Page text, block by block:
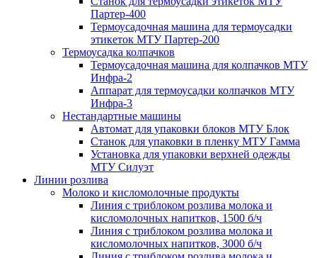
Партер-400
Термоусадочная машина для термоусадки
этикеток МТУ Партер-200
Термоусадка колпачков
Термоусадочная машина для колпачков МТУ
Инфра-2
Аппарат для термоусадки колпачков МТУ
Инфра-3
Нестандартные машины
Автомат для упаковки блоков МТУ Блок
Станок для упаковки в пленку МТУ Гамма
Установка для упаковки верхней одежды
МТУ Силуэт
Линии розлива
Молоко и кисломолочные продукты
Линия с триблоком розлива молока и
кисломолочных напитков, 1500 б/ч
Линия с триблоком розлива молока и
кисломолочных напитков, 3000 б/ч